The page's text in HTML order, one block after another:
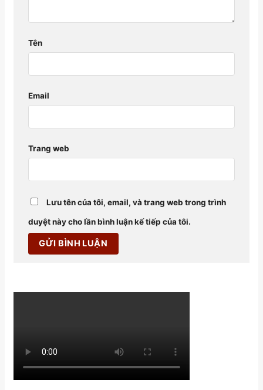
Tên
Email
Trang web
Lưu tên của tôi, email, và trang web trong trình
duyệt này cho lần bình luận kế tiếp của tôi.